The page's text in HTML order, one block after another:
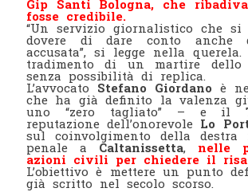
Gip Santi Bologna, che
fosse credibile.
“Un servizio giornalistico che
dovere di dare conto anche
accusata”, si legge nella
tradimento di un martire
senza possibilità di replica.
L’avvocato Stefano Giordano è
che ha già definito la valenza
uno “zero tagliato” – e il
reputazione dell’onorevole Lo
sul coinvolgimento della
penale a Caltanissetta, nelle
azioni civili per chiedere il
L’obiettivo è mettere un punto
già scritto nel secolo scorso.